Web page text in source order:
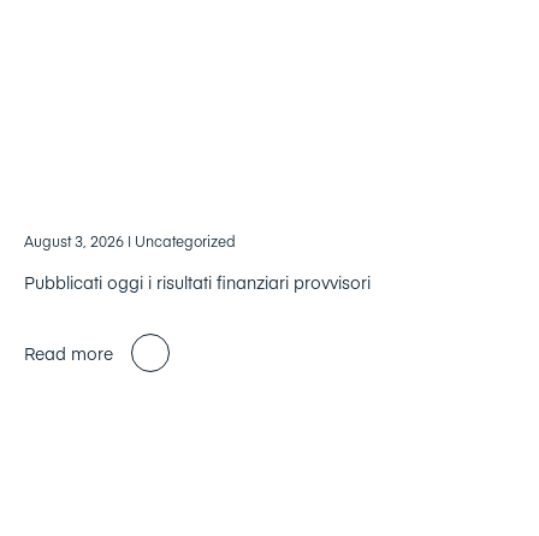
August 3, 2026 | Uncategorized
Pubblicati oggi i risultati finanziari provvisori
Read more